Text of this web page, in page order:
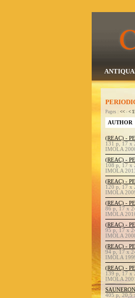
Pages : << - <
AUTHOR
(REAC) -
131 p, 17 x
IMOLA
(REAC) -
108 p, 17 x
IMOLA
(REAC) -
120 p, 17 x
IMOLA
(REAC) -
86 p, 17 x
IMOLA
(REAC) -
95 p, 17 x
IMOLA
(REAC) -
94 p, 17 x
IMOLA
(REAC) -
139 p, 17 x
IMOLA 2001
SAUNERON
405 p, 20,5